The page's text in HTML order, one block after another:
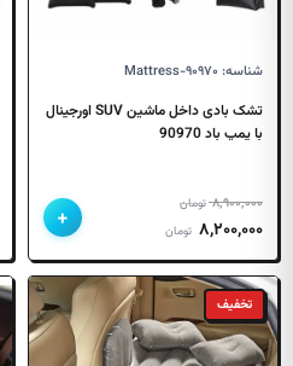
شناسه: Mattress-۹۰۹۷۰
تشک بادی داخل ماشین SUV اورجینال
با پمپ باد 90970
۸,۹۰۰,۰۰۰ تومان
قیمت
اصلی
۸,۹۰۰,۰۰۰ تومان
بود.
۸,۲۰۰,۰۰۰ تومانقیمت
فعلی
۸,۲۰۰,۰۰۰ تومان
است.
+
تخفیف